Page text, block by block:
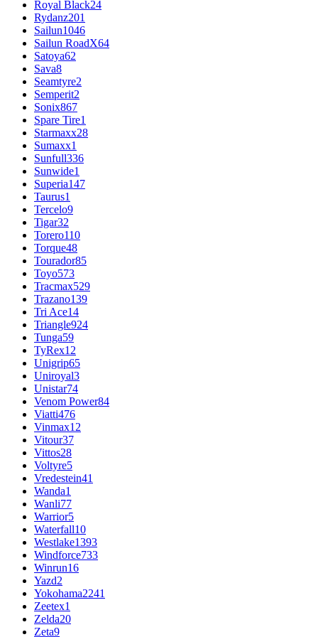
Royal Black24
Rydanz201
Sailun1046
Sailun RoadX64
Satoya62
Sava8
Seamtyre2
Semperit2
Sonix867
Spare Tire1
Starmaxx28
Sumaxx1
Sunfull336
Sunwide1
Superia147
Taurus1
Tercelo9
Tigar32
Torero110
Torque48
Tourador85
Toyo573
Tracmax529
Trazano139
Tri Ace14
Triangle924
Tunga59
TyRex12
Unigrip65
Uniroyal3
Unistar74
Venom Power84
Viatti476
Vinmax12
Vitour37
Vittos28
Voltyre5
Vredestein41
Wanda1
Wanli77
Warrior5
Waterfall10
Westlake1393
Windforce733
Winrun16
Yazd2
Yokohama2241
Zeetex1
Zelda20
Zeta9